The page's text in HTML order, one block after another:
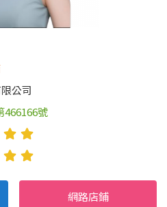
公司
466166號
網路店鋪